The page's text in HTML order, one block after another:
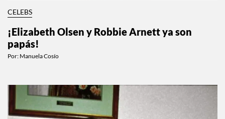
CELEBS
¡Elizabeth Olsen y Robbie Arnett ya son
papás!
Por: Manuela Cosío